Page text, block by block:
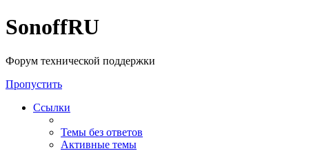
SonoffRU
Форум технической поддержки
Пропустить
Ссылки
Темы без ответов
Активные темы